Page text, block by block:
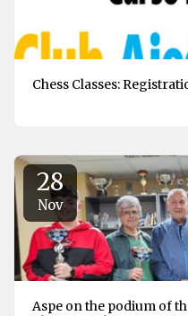
Chess Classes:
28
Nov
Aspe on the podium of